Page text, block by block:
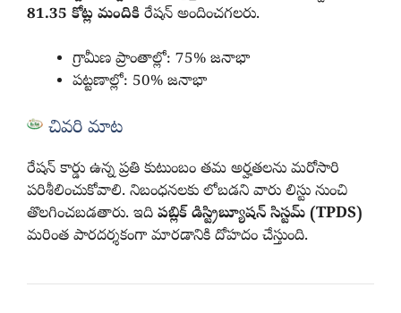
81.35 కోట్ల మందికి రేషన్ అందించగలరు.
గ్రామీణ ప్రాంతాల్లో: 75% జనాభా
పట్టణాల్లో: 50% జనాభా
చివరి మాట
రేషన్ కార్డు ఉన్న ప్రతి కుటుంబం తమ అర్హతలను మరోసారి
పరిశీలించుకోవాలి. నిబంధనలకు లోబడని వారు లిస్టు నుంచి
తొలగించబడతారు. ఇది పబ్లిక్ డిస్ట్రిబ్యూషన్ సిస్టమ్ (TPDS)
మరింత పారదర్శకంగా మారడానికి దోహదం చేస్తుంది.